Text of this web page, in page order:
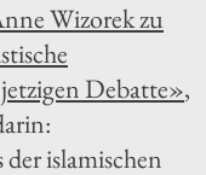
Wizorek zu
Debatte»,
islamischen